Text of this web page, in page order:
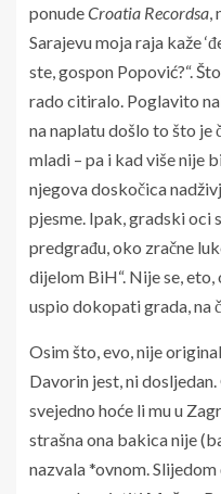
ponudeCroatia Recordsa,
Sarajevu moja raja kaže
ste, gospon Popović?“.
rado citiralo. Poglavito
na naplatu došlo to što
mladi – pa i kad više nije
njegova doskočica
pjesme. Ipak, gradski oci
predgrađu, oko zračne
dijelom BiH“. Nije se,
uspio dokopati grada, na
Osim što, evo, nije
Davorin jest, ni
svejedno hoće li mu u
strašna ona bakica nije
nazvala *ovnom.